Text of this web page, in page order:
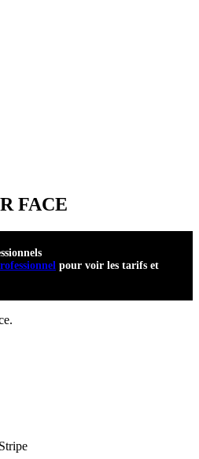
FACE
pour voir les tarifs et